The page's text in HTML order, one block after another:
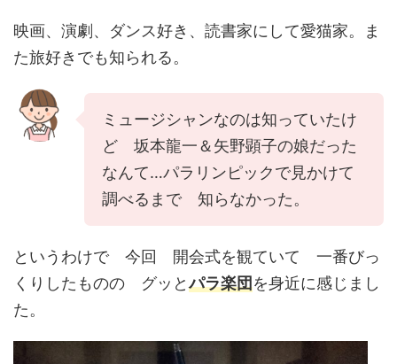
映画、演劇、ダンス好き、読書家にして愛猫家。ま
た旅好きでも知られる。
ミュージシャンなのは知っていたけ
ど 坂本龍一＆矢野顕子の娘だった
なんて…パラリンピックで見かけて
調べるまで 知らなかった。
というわけで 今回 開会式を観ていて 一番びっ
くりしたものの グッとパラ楽団を身近に感じまし
た。